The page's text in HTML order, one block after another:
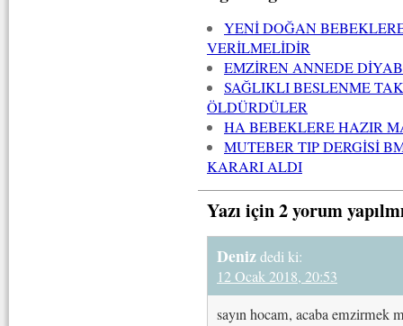
YENİ DOĞAN
VERİLMELİDİR
EMZİREN ANNEDE
SAĞLIKLI BESLENME
ÖLDÜRDÜLER
HA BEBEKLERE HAZIR
MUTEBER TIP DERGİSİ
KARARI ALDI
Yazı için 2 yorum
Denizdedi ki:
12 Ocak 2018, 20:53
sayın hocam, acaba emzirmek